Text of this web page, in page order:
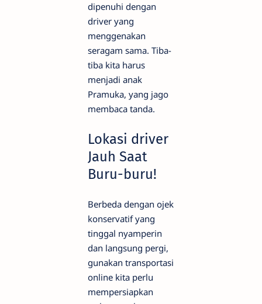
dipenuhi dengan
driver yang
menggenakan
seragam sama. Tiba-
tiba kita harus
menjadi anak
Pramuka, yang jago
membaca tanda.
Lokasi driver
Jauh Saat
Buru-buru!
Berbeda dengan ojek
konservatif yang
tinggal nyamperin
dan langsung pergi,
gunakan transportasi
online kita perlu
mempersiapkan